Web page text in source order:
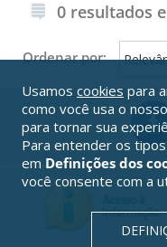
0 resultados
Ordenar por:
Usamos cookies para
como você usa o
para tornar sua
Para entender os
em Definições dos
você consente com a